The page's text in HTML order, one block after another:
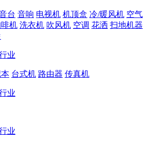
台 音响 电视机 机顶盒 冷/暖风机 空气
机 洗衣机 吹风机 空调 花洒 扫地机器
业
台式机 路由器 传真机
业
业